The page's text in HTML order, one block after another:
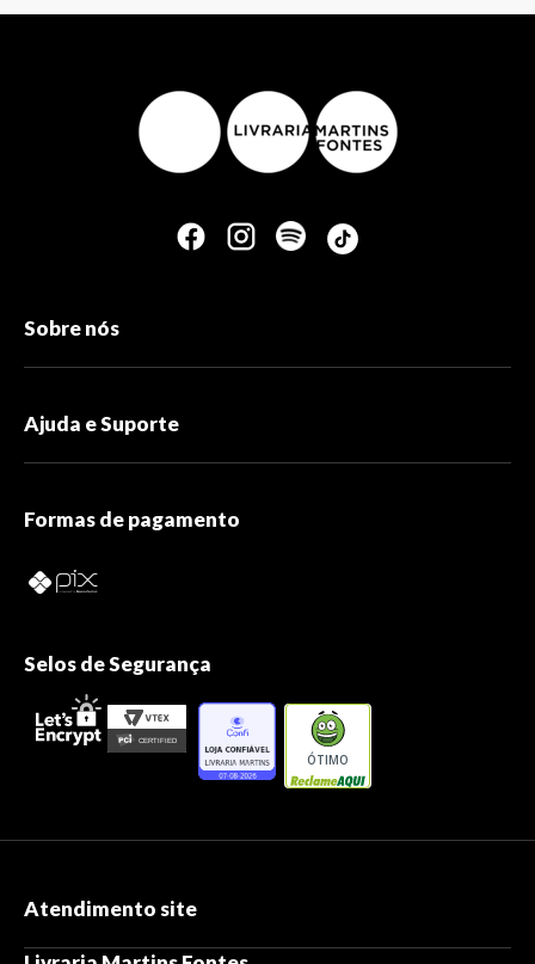
Sobre nós
Ajuda e Suporte
Formas de pagamento
Selos de Segurança
ÓTIMO
Atendimento site